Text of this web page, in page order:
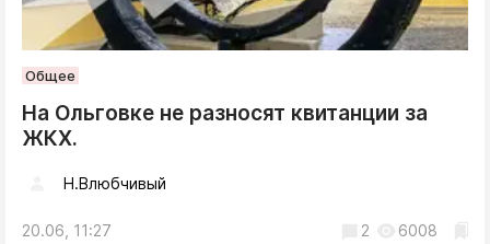
Общее
На Ольговке не разносят квитанции за
ЖКХ.
Н.Влюбчивый
20.06, 11:27 2 6008